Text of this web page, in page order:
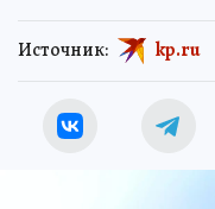
Источник: kp.ru